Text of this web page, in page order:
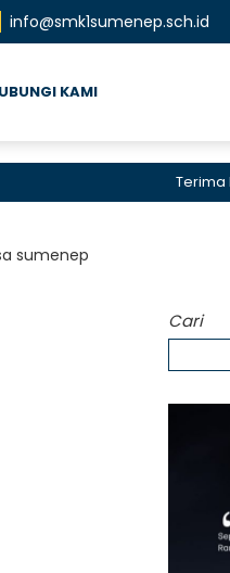
info@smk1sumenep.sch.id
KAMI
Terima
sumenep
Cari